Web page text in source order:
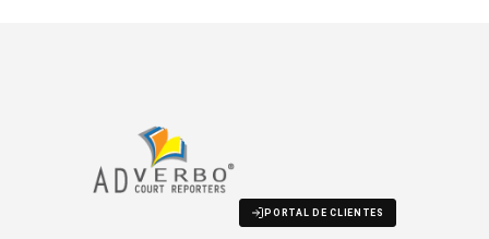
PORTAL DE CLIENTES